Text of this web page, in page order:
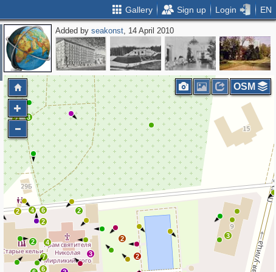
Gallery Sign up Login EN
Added byseakonst, 14 April 2010
3
2
6
4
2
6
7
2 4
2
2
3
2
2
3
OSM